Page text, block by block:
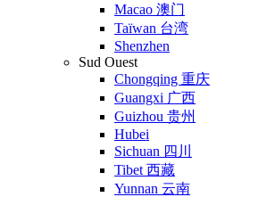
Macao 澳门
Taïwan 台湾
Shenzhen
Sud Ouest
Chongqing 重庆
Guangxi 广西
Guizhou 贵州
Hubei
Sichuan 四川
Tibet 西藏
Yunnan 云南